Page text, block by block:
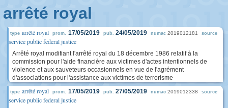
arrêté royal
type arrêté royal prom. 17/05/2019 pub. 24/05/2019 numac 2019012181 source
service public federal justice
Arrêté royal modifiant l'arrêté royal du 18 décembre 1986 relatif à la
commission pour l'aide financière aux victimes d'actes intentionnels de
violence et aux sauveteurs occasionnels en vue de l'agrément
d'associations pour l'assistance aux victimes de terrorisme
type arrêté royal prom. 17/05/2019 pub. 27/05/2019 numac 2019012338 source
service public federal justice